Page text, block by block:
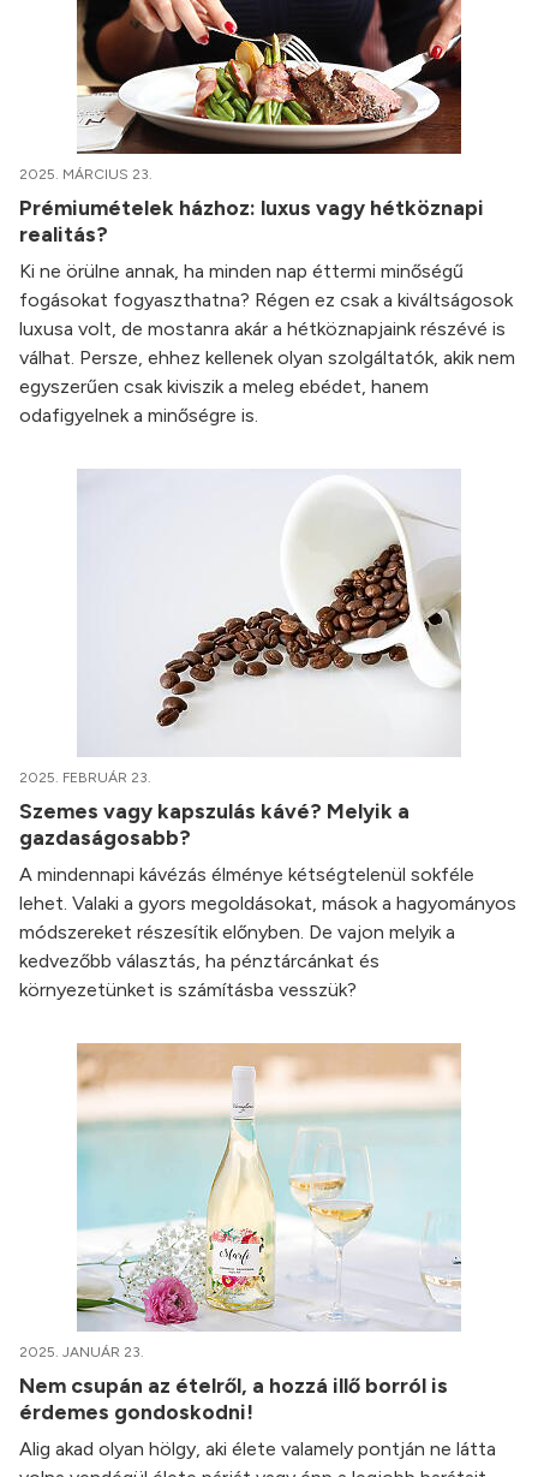
2025. MÁRCIUS 23.
Prémiumételek házhoz: luxus vagy hétköznapi
realitás?
Ki ne örülne annak, ha minden nap éttermi minőségű
fogásokat fogyaszthatna? Régen ez csak a kiváltságosok
luxusa volt, de mostanra akár a hétköznapjaink részévé is
válhat. Persze, ehhez kellenek olyan szolgáltatók, akik nem
egyszerűen csak kiviszik a meleg ebédet, hanem
odafigyelnek a minőségre is.
2025. FEBRUÁR 23.
Szemes vagy kapszulás kávé? Melyik a
gazdaságosabb?
A mindennapi kávézás élménye kétségtelenül sokféle
lehet. Valaki a gyors megoldásokat, mások a hagyományos
módszereket részesítik előnyben. De vajon melyik a
kedvezőbb választás, ha pénztárcánkat és
környezetünket is számításba vesszük?
2025. JANUÁR 23.
Nem csupán az ételről, a hozzá illő borról is
érdemes gondoskodni!
Alig akad olyan hölgy, aki élete valamely pontján ne látta